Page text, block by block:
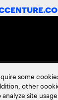
NOUS
some
other
site